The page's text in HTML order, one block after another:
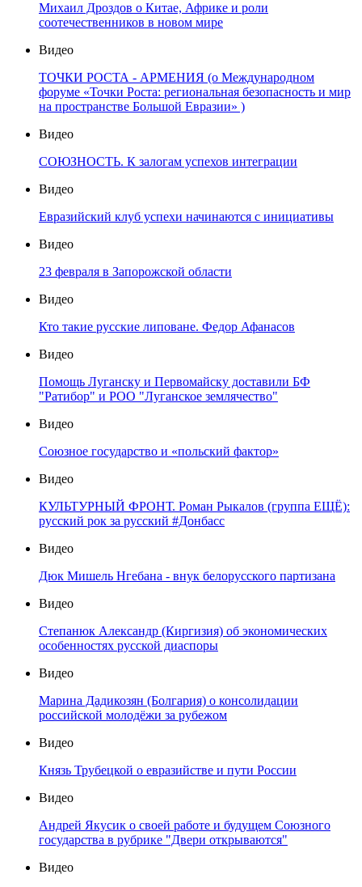
Михаил Дроздов о Китае, Африке и роли
соотечественников в новом мире
Видео
ТОЧКИ РОСТА - АРМЕНИЯ (о Международном
форуме «Точки Роста: региональная безопасность и мир
на пространстве Большой Евразии» )
Видео
СОЮЗНОСТЬ. К залогам успехов интеграции
Видео
Евразийский клуб успехи начинаются с инициативы
Видео
23 февраля в Запорожской области
Видео
Кто такие русские липоване. Федор Афанасов
Видео
Помощь Луганску и Первомайску доставили БФ
"Ратибор" и РОО "Луганское землячество"
Видео
Союзное государство и «польский фактор»
Видео
КУЛЬТУРНЫЙ ФРОНТ. Роман Рыкалов (группа ЕЩЁ):
русский рок за русский #Донбасс
Видео
Дюк Мишель Нгебана - внук белорусского партизана
Видео
Степанюк Александр (Киргизия) об экономических
особенностях русской диаспоры
Видео
Марина Дадикозян (Болгария) о консолидации
российской молодёжи за рубежом
Видео
Князь Трубецкой о евразийстве и пути России
Видео
Андрей Якусик о своей работе и будущем Союзного
государства в рубрике "Двери открываются"
Видео